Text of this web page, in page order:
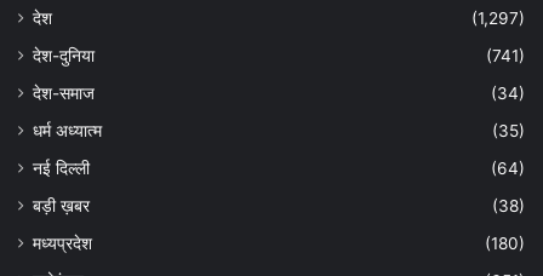
देश
(1,297)
देश-दुनिया
(741)
देश-समाज
(34)
धर्म अध्यात्म
(35)
नई दिल्ली
(64)
बड़ी ख़बर
(38)
मध्यप्रदेश
(180)